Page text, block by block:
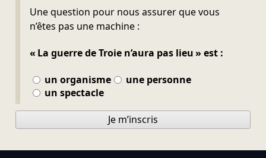
Une question pour nous assurer que vous
n’êtes pas une machine :
« La guerre de Troie n’aura pas lieu » est :
un organisme
une personne
un spectacle
Ne pas remplir
Je m’inscris